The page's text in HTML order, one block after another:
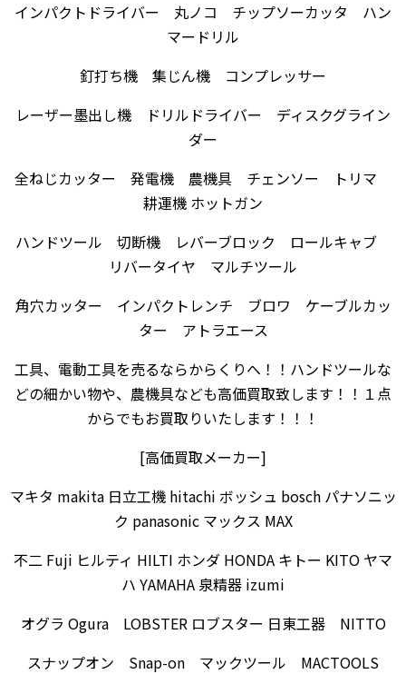
インパクトドライバー 丸ノコ チップソーカッタ ハン
マードリル
釘打ち機 集じん機 コンプレッサー
レーザー墨出し機 ドリルドライバー ディスクグライン
ダー
全ねじカッター 発電機 農機具 チェンソー トリマ
耕運機 ホットガン
ハンドツール 切断機 レバーブロック ロールキャブ
リバータイヤ マルチツール
角穴カッター インパクトレンチ ブロワ ケーブルカッ
ター アトラエース
工具、電動工具を売るならからくりへ！！ハンドツールな
どの細かい物や、農機具なども高価買取致します！！１点
からでもお買取りいたします！！！
[高価買取メーカー]
マキタ makita 日立工機 hitachi ボッシュ bosch パナソニッ
ク panasonic マックス MAX
不二 Fuji ヒルティ HILTI ホンダ HONDA キトー KITO ヤマ
ハ YAMAHA 泉精器 izumi
オグラ Ogura LOBSTER ロブスター 日東工器 NITTO
スナップオン Snap-on マックツール MACTOOLS